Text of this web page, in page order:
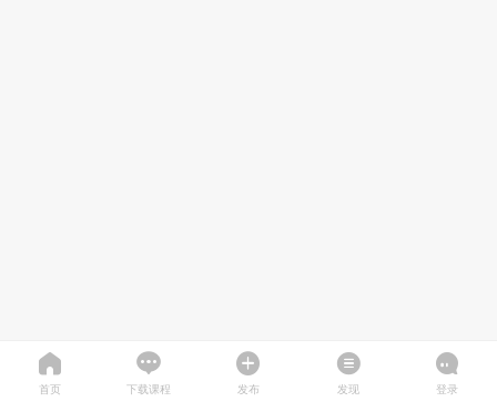
首页 下载课程 发布 发现 登录